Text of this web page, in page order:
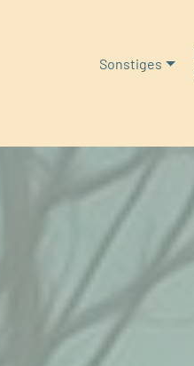
Sonstiges